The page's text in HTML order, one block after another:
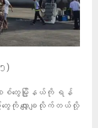
)
စစ်တွေမြို့နယ်ကို ရန်
တွေကို လျှော့ချလိုက်တယ်လို့